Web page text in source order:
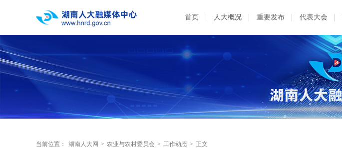
首页 人大概况 重要发布 代表大会
当前位置： 湖南人大网 > 农业与农村委员会 > 工作动态 > 正文